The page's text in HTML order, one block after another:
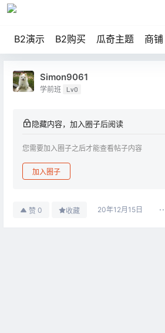
B2演示 B2购买 瓜奇主题 商铺
Simon9061
学前班 Lv0
隐藏内容，加入圈子后阅读
您需要加入圈子之后才能查看帖子内容
加入圈子
赞 0 收藏 20年12月15日